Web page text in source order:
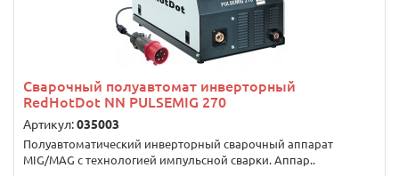
Сварочный полуавтомат инверторный
RedHotDot NN PULSEMIG 270
Артикул:035003
Полуавтоматический инверторный сварочный аппарат
MIG/MAG с технологией импульсной сварки. Аппар..